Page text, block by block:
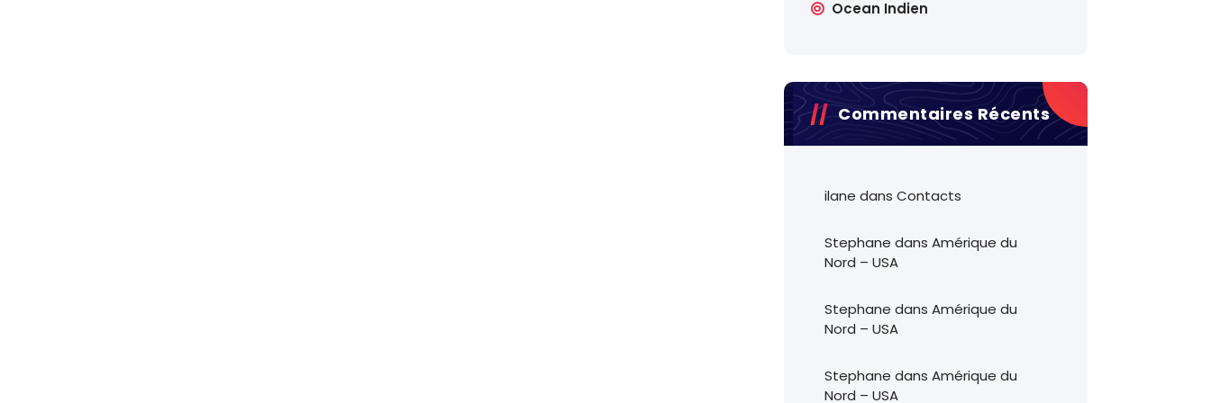
Ocean Indien
Commentaires Récents
ilane dansContacts
Stephane dansAmérique du
Nord – USA
Stephane dansAmérique du
Nord – USA
Stephane dansAmérique du
Nord – USA